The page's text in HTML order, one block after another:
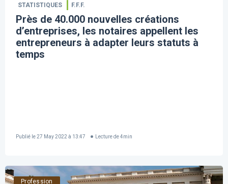
STATISTIQUES F.F.F.
Près de 40.000 nouvelles créations
d’entreprises, les notaires appellent les
entrepreneurs à adapter leurs statuts à
temps
Publié le27 May 2022 à 13:47 Lecture de 4min
Profession